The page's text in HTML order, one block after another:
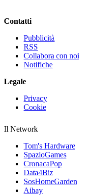
Contatti
Pubblicità
RSS
Collabora con noi
Notifiche
Legale
Privacy
Cookie
Il Network
Tom's Hardware
SpazioGames
CronacaPop
Data4Biz
SosHomeGarden
Aibay